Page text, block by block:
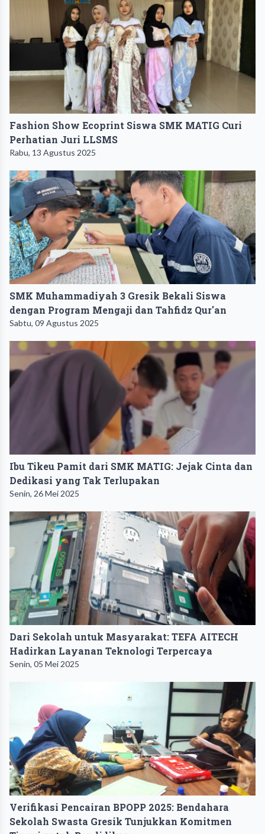
Fashion Show Ecoprint Siswa SMK MATIG Curi
Perhatian Juri LLSMS
Rabu, 13 Agustus 2025
SMK Muhammadiyah 3 Gresik Bekali Siswa
dengan Program Mengaji dan Tahfidz Qur'an
Sabtu, 09 Agustus 2025
Ibu Tikeu Pamit dari SMK MATIG: Jejak Cinta dan
Dedikasi yang Tak Terlupakan
Senin, 26 Mei 2025
Dari Sekolah untuk Masyarakat: TEFA AITECH
Hadirkan Layanan Teknologi Terpercaya
Senin, 05 Mei 2025
Verifikasi Pencairan BPOPP 2025: Bendahara
Sekolah Swasta Gresik Tunjukkan Komitmen